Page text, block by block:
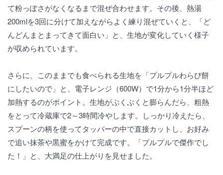
て粉っぽさがなくなるまで混ぜ合わせます。その後、熱湯
200mlを3回に分けて加えながらよく練り混ぜていくと、「ど
んどんまとまってきて面白い」と、生地が変化していく様子
が収められています。
さらに、このままでも食べられる生地を「プルプルわらび餅
にしたいので」と、電子レンジ（600W）で1分から1分半ほど
加熱するのがポイント。生地がぶくぶくと膨らんだら、粗熱
をとって冷蔵庫で2～3時間冷やします。しっかり冷えたら、
スプーンの柄を使ってタッパーの中で直接カットし、お好み
で追い抹茶や黒蜜をかけて完成です。「プルプルで傑作でし
た！」と、大満足の仕上がりを見せました。